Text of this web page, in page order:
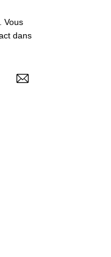
Vous
dans